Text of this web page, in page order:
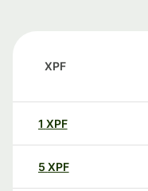
XPF
1 XPF
5 XPF